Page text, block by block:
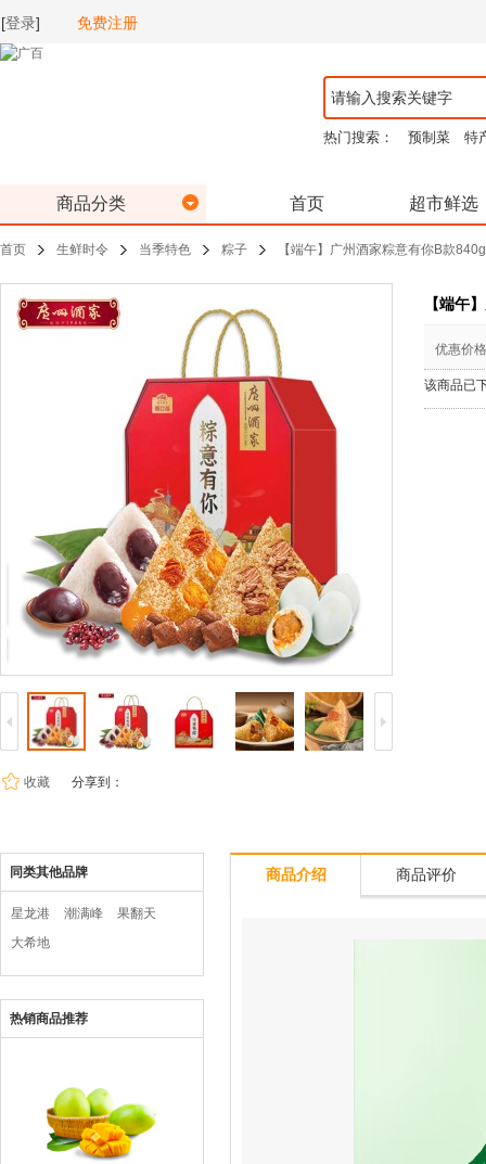
[登录] 免费注册
热门搜索： 预制菜 特
商品分类 首页 超市鲜选
首页 生鲜时令 当季特色 粽子 【端午】广州酒家粽意有你B款
收藏 分享到：
【端午
优惠价
该商品已
同类其他品牌
星龙港 潮满峰
果翻天
大希地
热销商品推荐
商品介绍 商品评价